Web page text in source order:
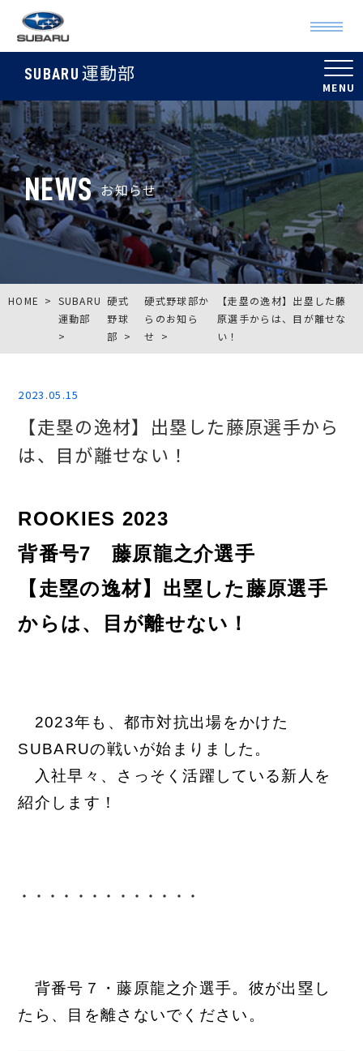
SUBARU 運動部
NEWS お知らせ
HOME
SUBARU
運動部
硬式
野球
部
硬式野球部か
らのお知ら
せ
【走塁の逸材】出塁した藤
原選手からは、目が離せな
い！
2023.05.15
【走塁の逸材】出塁した藤原選手から
は、目が離せない！
ROOKIES 2023
背番号7 藤原龍之介選手
【走塁の逸材】出塁した藤原選手
からは、目が離せない！
2023年も、都市対抗出場をかけた
SUBARUの戦いが始まりました。
入社早々、さっそく活躍している新人を
紹介します！
・・・・・・・・・・・・・
背番号７・藤原龍之介選手。彼が出塁し
たら、目を離さないでください。